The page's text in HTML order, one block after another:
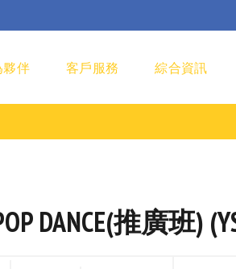
夥伴 客戶服務 綜合資訊
DANCE(推廣班)